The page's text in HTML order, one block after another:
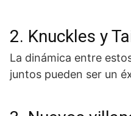
2. Knuckles y
La dinámica entre
juntos pueden ser un